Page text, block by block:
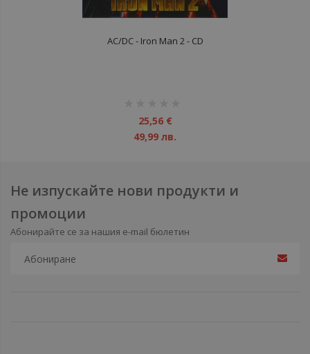
AC/DC - Iron Man 2 - CD
25,56 €
49,99 лв.
Не изпускайте нови продукти и
промоции
Абонирайте се за нашия e-mail бюлетин